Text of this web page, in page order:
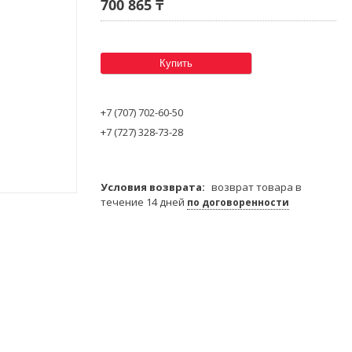
700 865 ₸
Купить
+7 (707) 702-60-50
+7 (727) 328-73-28
возврат товара в
течение 14 дней по договоренности